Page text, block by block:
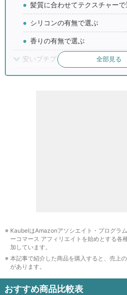
髪質に合わせてテクスチャーで
シリコンの有無で選ぶ
香りの有無で選ぶ
安いプチプラヘアオイルのおすす
まとめ
全部見る
KaubelはAmazonアソシエイト・プログラ
ーコマース アフィリエイトを始めとする各
加しています。
本記事で紹介した商品を購入すると、売上
があります。
おすすめ商品比較表